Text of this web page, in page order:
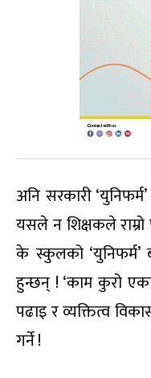
अनि सरकारी
यसले न शिक्षकले राम्रो
के स्कुलको
हुन्छन् ! ‘काम कुरो
पढाइ र व्यक्तित्व
गर्ने !